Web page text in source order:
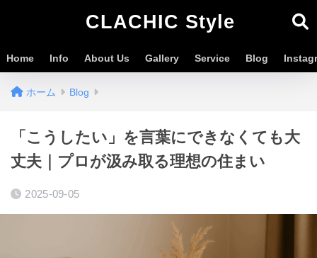
CLACHIC Style
Home Info About Us Gallery Service Blog
ホーム Blog
「こうしたい」を言葉にできなくても大
丈夫｜プロが汲み取る理想の住まい
2025-09-05